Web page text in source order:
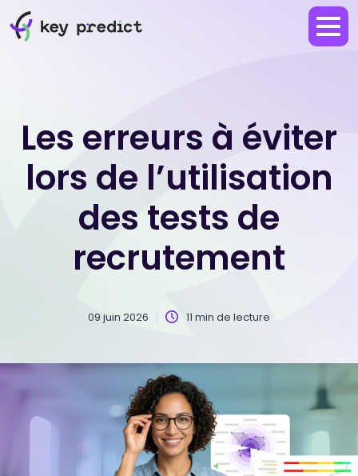
Les erreurs à éviter
lors de l’utilisation
des tests de
recrutement
09 juin 2026 11 min de lecture